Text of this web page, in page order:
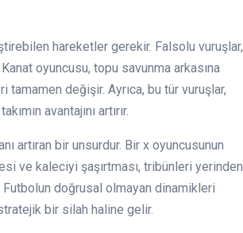
hareketler gerekir. Falsolu vuruşlar,
oyuncusu, topu savunma arkasına
değişir. Ayrıca, bu tür vuruşlar,
avantajını artırır.
artıran bir unsurdur. Bir x oyuncusunun
ve kaleciyi şaşırtması, tribünleri yerinden
Futbolun doğrusal olmayan dinamikleri
bir silah haline gelir.